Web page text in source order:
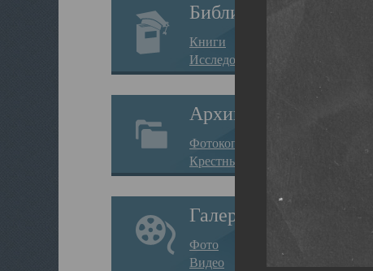
Библиотека
Книги
Исследования
Архив
Фотокопии дел
Крестные ходы
Галерея
Фото
Видео